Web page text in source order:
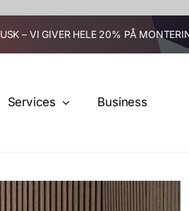
– VI GIVER HELE 20% PÅ
Services
Business